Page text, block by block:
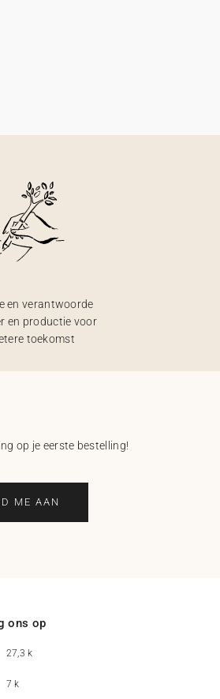
en verantwoorde
en productie voor
toekomst
op je eerste bestelling!
ME AAN
ons op
27,3 k
7 k